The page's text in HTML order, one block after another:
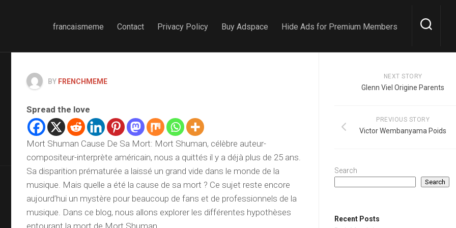
francaismeme Contact Privacy Policy Buy Adspace Hide Ads for Premium Members
BY FRENCHMEME
Spread the love
Mort Shuman Cause De Sa Mort: Mort Shuman, célèbre auteur-
compositeur-interprète américain, nous a quittés il y a déjà plus de 25 ans.
Sa disparition prématurée a laissé un grand vide dans le monde de la
musique. Mais quelle a été la cause de sa mort ? Ce sujet reste encore
aujourd’hui un mystère pour beaucoup de fans et de professionnels de la
musique. Dans ce blog, nous allons explorer les différentes hypothèses
entourant la mort de Mort Shuman.
NEXT STORY
Glenn Viel Origine Parents
PREVIOUS STORY
Victor Wembanyama Poids
Search
Search
Recent Posts